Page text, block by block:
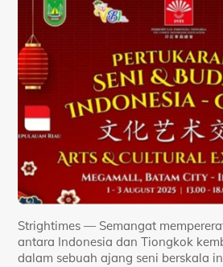
Strightimes — Semangat
antara Indonesia dan Tiongkok
dalam sebuah ajang seni berskala